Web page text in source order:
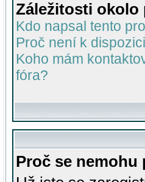
Záležitosti okolo
Kdo napsal tento
Proč není k
Koho mám
fóra?
Proč se nemohu